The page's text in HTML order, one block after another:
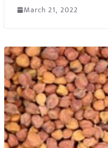
March 21, 2022